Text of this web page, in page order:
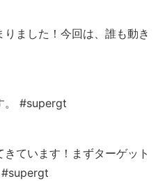
ました！今回は、誰も動き
。 #supergt
ています！まずターゲット
#supergt